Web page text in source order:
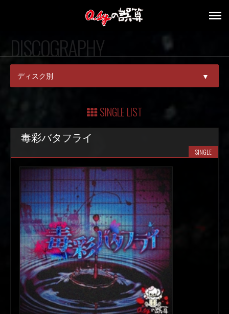
DISCOGRAPHY
ディスク別 ▼
ALBUM
DVD/BD
V.A.
SINGLE LIST
毒彩バタフライ
SINGLE